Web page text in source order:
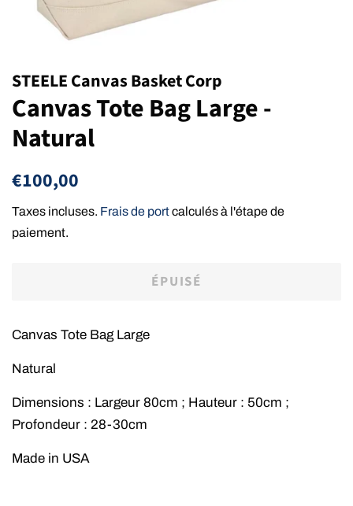
STEELE Canvas Basket Corp
Canvas Tote Bag Large -
Natural
Prix
€100,00
Taxes incluses. Frais de portcalculés à l'étape de
paiement.
ÉPUISÉ
Canvas Tote Bag Large
Natural
Dimensions : Largeur 80cm ; Hauteur : 50cm ;
Profondeur : 28-30cm
Made in USA